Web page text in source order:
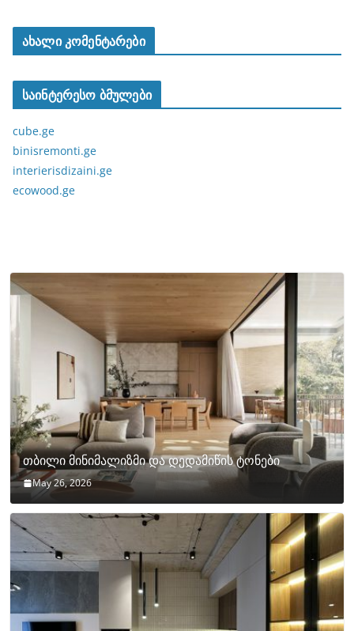
ახალი კომენტარები
საინტერესო ბმულები
cube.ge
binisremonti.ge
interierisdizaini.ge
ecowood.ge
თბილი მინიმალიზმი და დედამიწის ტონები
May 26, 2026